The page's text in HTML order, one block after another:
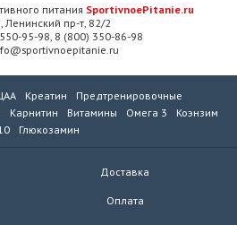
питания SportivnoePitanie.ru
Ленинский пр-т, 82/2
95-98, 8 (800) 350-86-98
Креатин
Предтренировочные
Карнитин Витамины Омега 3
Коэнзим
Глюкозамин
Доставка
Оплата